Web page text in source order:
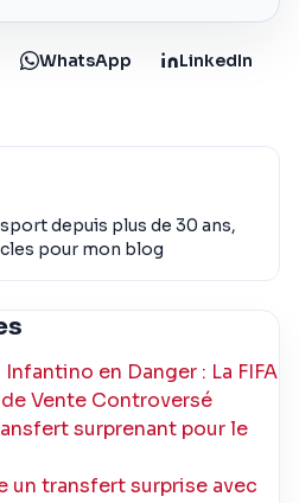
WhatsApp
LinkedIn
depuis plus de 30 ans,
pour mon blog
en Danger : La FIFA
Vente Controversé
surprenant pour le
un transfert surprise avec